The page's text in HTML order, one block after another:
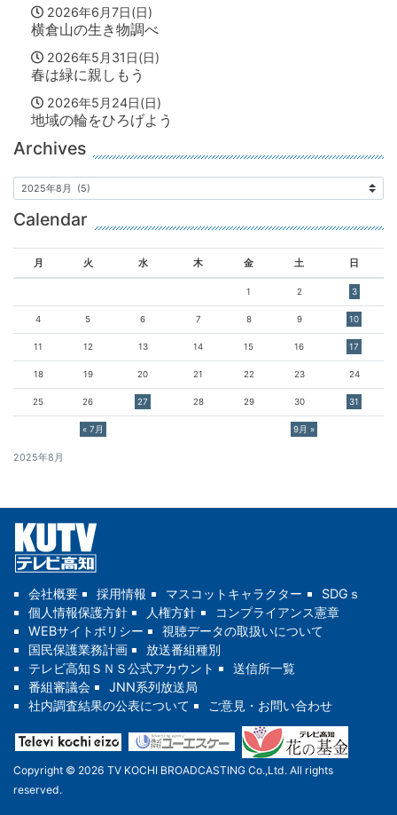
2026年6月7日(日)
横倉山の生き物調べ
2026年5月31日(日)
春は緑に親しもう
2026年5月24日(日)
地域の輪をひろげよう
Archives
Calendar
2025年8月
月 火 水 木 金 土 日
« 7月 9月 »
1 2 3
4 5 6 7 8 9 10
11 12 13 14 15 16 17
18 19 20 21 22 23 24
25 26 27 28 29 30 31
会社概要 採用情報 マスコットキャラクター
SDGｓ
個人情報保護方針
人権方針
コンプライアンス憲章
WEBサイトポリシー
視聴データの取扱いについて
国民保護業務計画
放送番組種別
テレビ高知ＳＮＳ公式アカウント
送信所一覧
番組審議会
JNN系列放送局
社内調査結果の公表について
ご意見・お問い合わせ
Copyright © 2026 TV KOCHI BROADCASTING Co.,Ltd. All rights
reserved.